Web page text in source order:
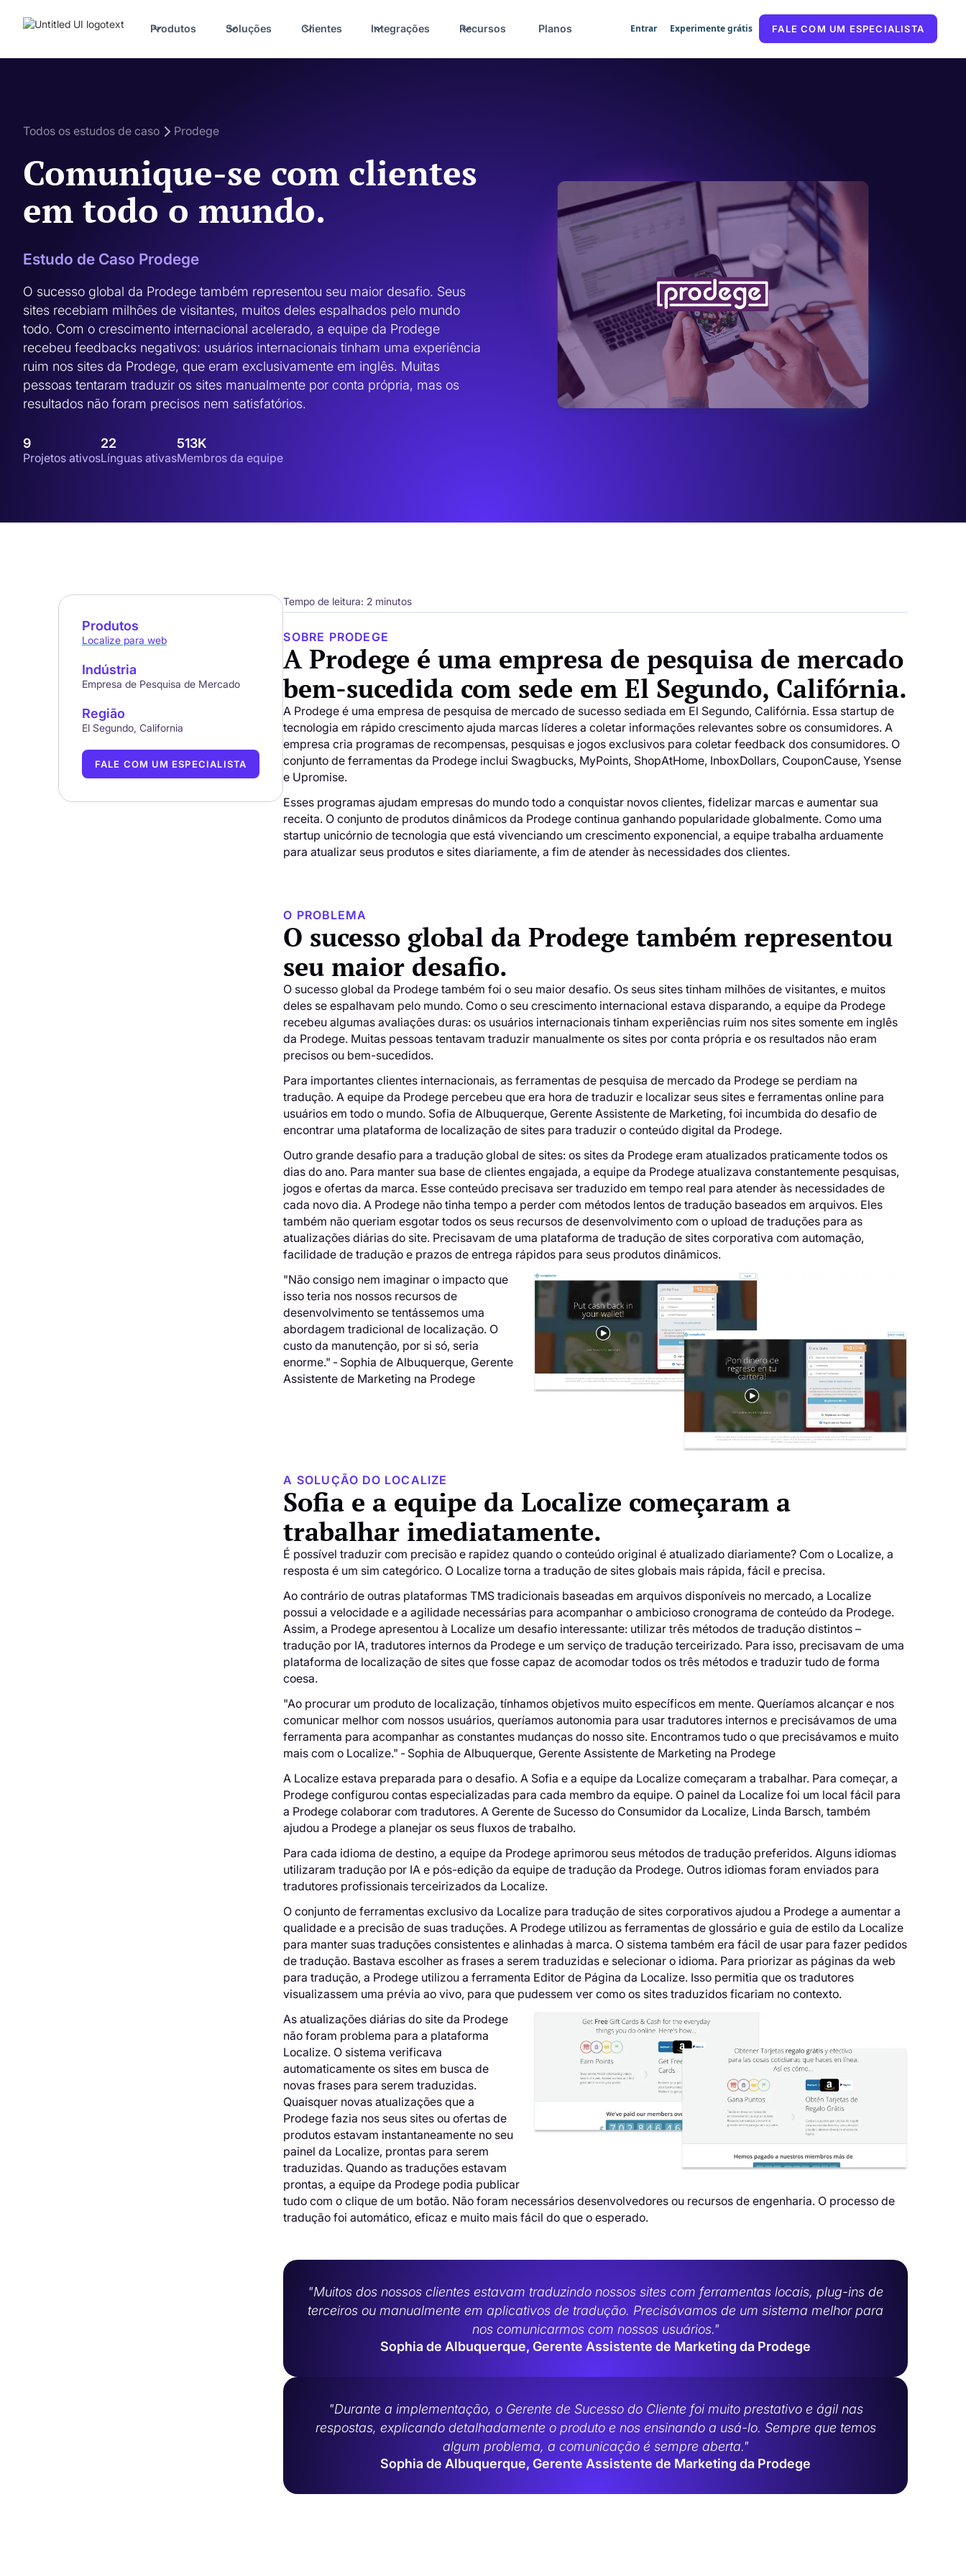
Produtos Soluções Clientes Integrações Recursos Planos Entrar Experimente grátis FALE COM UM ESPECIALISTA
Todos os estudos de caso Prodege
Comunique-se com clientes
em todo o mundo.
Estudo de Caso Prodege
O sucesso global da Prodege também representou seu maior desafio. Seus
sites recebiam milhões de visitantes, muitos deles espalhados pelo mundo
todo. Com o crescimento internacional acelerado, a equipe da Prodege
recebeu feedbacks negativos: usuários internacionais tinham uma experiência
ruim nos sites da Prodege, que eram exclusivamente em inglês. Muitas
pessoas tentaram traduzir os sites manualmente por conta própria, mas os
resultados não foram precisos nem satisfatórios.
9
Projetos ativos
22
Línguas ativas
513K
Membros da equipe
Produtos
Localize para web
Indústria
Empresa de Pesquisa de Mercado
Região
El Segundo, California
FALE COM UM ESPECIALISTA
Tempo de leitura: 2 minutos
SOBRE PRODEGE
A Prodege é uma empresa de pesquisa de mercado
bem-sucedida com sede em El Segundo, Califórnia.
A Prodege é uma empresa de pesquisa de mercado de sucesso sediada em El Segundo, Califórnia. Essa startup de
tecnologia em rápido crescimento ajuda marcas líderes a coletar informações relevantes sobre os consumidores. A
empresa cria programas de recompensas, pesquisas e jogos exclusivos para coletar feedback dos consumidores. O
conjunto de ferramentas da Prodege inclui Swagbucks, MyPoints, ShopAtHome, InboxDollars, CouponCause, Ysense
e Upromise.
Esses programas ajudam empresas do mundo todo a conquistar novos clientes, fidelizar marcas e aumentar sua
receita. O conjunto de produtos dinâmicos da Prodege continua ganhando popularidade globalmente. Como uma
startup unicórnio de tecnologia que está vivenciando um crescimento exponencial, a equipe trabalha arduamente
para atualizar seus produtos e sites diariamente, a fim de atender às necessidades dos clientes.
O PROBLEMA
O sucesso global da Prodege também representou
seu maior desafio.
O sucesso global da Prodege também foi o seu maior desafio. Os seus sites tinham milhões de visitantes, e muitos
deles se espalhavam pelo mundo. Como o seu crescimento internacional estava disparando, a equipe da Prodege
recebeu algumas avaliações duras: os usuários internacionais tinham experiências ruim nos sites somente em inglês
da Prodege. Muitas pessoas tentavam traduzir manualmente os sites por conta própria e os resultados não eram
precisos ou bem-sucedidos.
Para importantes clientes internacionais, as ferramentas de pesquisa de mercado da Prodege se perdiam na
tradução. A equipe da Prodege percebeu que era hora de traduzir e localizar seus sites e ferramentas online para
usuários em todo o mundo. Sofia de Albuquerque, Gerente Assistente de Marketing, foi incumbida do desafio de
encontrar uma plataforma de localização de sites para traduzir o conteúdo digital da Prodege.
Outro grande desafio para a tradução global de sites: os sites da Prodege eram atualizados praticamente todos os
dias do ano. Para manter sua base de clientes engajada, a equipe da Prodege atualizava constantemente pesquisas,
jogos e ofertas da marca. Esse conteúdo precisava ser traduzido em tempo real para atender às necessidades de
cada novo dia. A Prodege não tinha tempo a perder com métodos lentos de tradução baseados em arquivos. Eles
também não queriam esgotar todos os seus recursos de desenvolvimento com o upload de traduções para as
atualizações diárias do site. Precisavam de uma plataforma de tradução de sites corporativa com automação,
facilidade de tradução e prazos de entrega rápidos para seus produtos dinâmicos.
"Não consigo nem imaginar o impacto que
isso teria nos nossos recursos de
desenvolvimento se tentássemos uma
abordagem tradicional de localização. O
custo da manutenção, por si só, seria
enorme." - Sophia de Albuquerque, Gerente
Assistente de Marketing na Prodege
A SOLUÇÃO DO LOCALIZE
Sofia e a equipe da Localize começaram a
trabalhar imediatamente.
É possível traduzir com precisão e rapidez quando o conteúdo original é atualizado diariamente? Com ​​o Localize, a
resposta é um sim categórico. O Localize torna a tradução de sites globais mais rápida, fácil e precisa.
Ao contrário de outras plataformas TMS tradicionais baseadas em arquivos disponíveis no mercado, a Localize
possui a velocidade e a agilidade necessárias para acompanhar o ambicioso cronograma de conteúdo da Prodege.
Assim, a Prodege apresentou à Localize um desafio interessante: utilizar três métodos de tradução distintos –
tradução por IA, tradutores internos da Prodege e um serviço de tradução terceirizado. Para isso, precisavam de uma
plataforma de localização de sites que fosse capaz de acomodar todos os três métodos e traduzir tudo de forma
coesa.
"Ao procurar um produto de localização, tínhamos objetivos muito específicos em mente. Queríamos alcançar e nos
comunicar melhor com nossos usuários, queríamos autonomia para usar tradutores internos e precisávamos de uma
ferramenta para acompanhar as constantes mudanças do nosso site. Encontramos tudo o que precisávamos e muito
mais com o Localize." - Sophia de Albuquerque, Gerente Assistente de Marketing na Prodege
A Localize estava preparada para o desafio. A Sofia e a equipe da Localize começaram a trabalhar. Para começar, a
Prodege configurou contas especializadas para cada membro da equipe. O painel da Localize foi um local fácil para
a Prodege colaborar com tradutores. A Gerente de Sucesso do Consumidor da Localize, Linda Barsch, também
ajudou a Prodege a planejar os seus fluxos de trabalho.
Para cada idioma de destino, a equipe da Prodege aprimorou seus métodos de tradução preferidos. Alguns idiomas
utilizaram tradução por IA e pós-edição da equipe de tradução da Prodege. Outros idiomas foram enviados para
tradutores profissionais terceirizados da Localize.
O conjunto de ferramentas exclusivo da Localize para tradução de sites corporativos ajudou a Prodege a aumentar a
qualidade e a precisão de suas traduções. A Prodege utilizou as ferramentas de glossário e guia de estilo da Localize
para manter suas traduções consistentes e alinhadas à marca. O sistema também era fácil de usar para fazer pedidos
de tradução. Bastava escolher as frases a serem traduzidas e selecionar o idioma. Para priorizar as páginas da web
para tradução, a Prodege utilizou a ferramenta Editor de Página da Localize. Isso permitia que os tradutores
visualizassem uma prévia ao vivo, para que pudessem ver como os sites traduzidos ficariam no contexto.
As atualizações diárias do site da Prodege
não foram problema para a plataforma
Localize. O sistema verificava
automaticamente os sites em busca de
novas frases para serem traduzidas.
Quaisquer novas atualizações que a
Prodege fazia nos seus sites ou ofertas de
produtos estavam instantaneamente no seu
painel da Localize, prontas para serem
traduzidas. Quando as traduções estavam
prontas, a equipe da Prodege podia publicar
tudo com o clique de um botão. Não foram necessários desenvolvedores ou recursos de engenharia. O processo de
tradução foi automático, eficaz e muito mais fácil do que o esperado.
"Muitos dos nossos clientes estavam traduzindo nossos sites com ferramentas locais, plug-ins de
terceiros ou manualmente em aplicativos de tradução. Precisávamos de um sistema melhor para
nos comunicarmos com nossos usuários."
Sophia de Albuquerque, Gerente Assistente de Marketing da Prodege
"Durante a implementação, o Gerente de Sucesso do Cliente foi muito prestativo e ágil nas
respostas, explicando detalhadamente o produto e nos ensinando a usá-lo. Sempre que temos
algum problema, a comunicação é sempre aberta."
Sophia de Albuquerque, Gerente Assistente de Marketing da Prodege